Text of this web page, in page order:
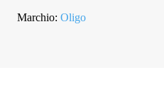
Marchio: Oligo